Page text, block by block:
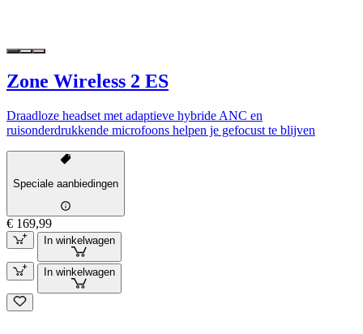
Zone Wireless 2 ES
Draadloze headset met adaptieve hybride ANC en
ruisonderdrukkende microfoons helpen je gefocust te blijven
Speciale aanbiedingen
€ 169,99
In winkelwagen
In winkelwagen